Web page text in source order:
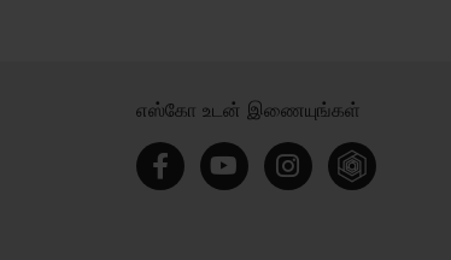
எஸ்கோ உடன் இணையுங்கள்